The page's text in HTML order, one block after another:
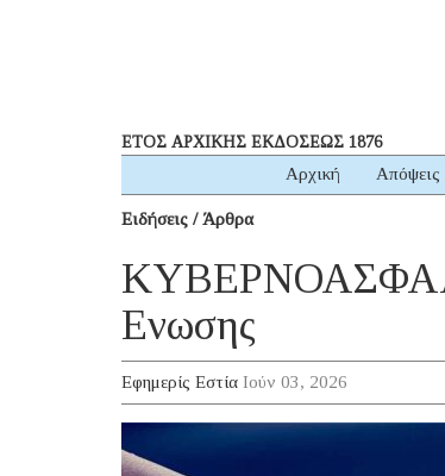
ΕΤΟΣ ΑΡΧΙΚΗΣ ΕΚΔΟΣΕΩΣ 1876
Αρχική Απόψεις
Ειδήσεις / Άρθρα
Ενωσης
Εφημερίς Εστία Ιούν 03, 2026